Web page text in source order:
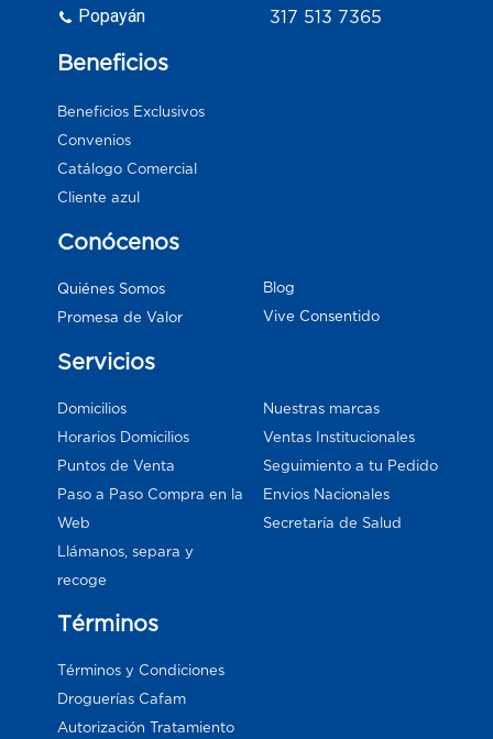
Popayán
317 513 7365
Beneficios
Beneficios Exclusivos
Convenios
Catálogo Comercial
Cliente azul
Conócenos
Quiénes Somos
Promesa de Valor
Blog
Vive Consentido
Servicios
Domicilios
Horarios Domicilios
Puntos de Venta
Paso a Paso Compra en la
Web
Llámanos, separa y
recoge
Nuestras marcas
Ventas Institucionales
Seguimiento a tu Pedido
Envios Nacionales
Secretaría de Salud
Términos
Términos y Condiciones
Droguerías Cafam
Autorización Tratamiento